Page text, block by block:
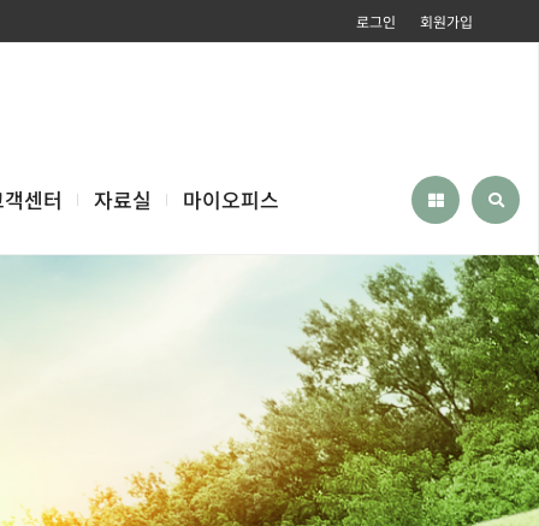
로그인 회원가입
센터 자료실 마이오피스